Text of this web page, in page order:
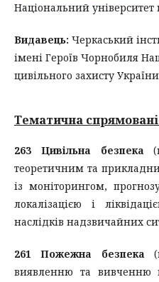
Національний університет
Видавець: Черкаський
імені Героїв Чорнобиля
цивільного захисту України
Тематична
263 Цивільна безпека
теоретичним та
із моніторингом,
локалізацією і
наслідків надзвичайних
261 Пожежна безпека
виявленню та вивченню